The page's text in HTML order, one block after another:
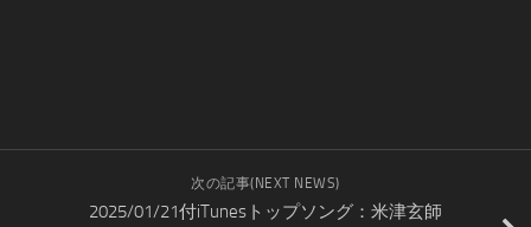
次の記事(NEXT NEWS)
2025/01/21付iTunesトップソング：米津玄師